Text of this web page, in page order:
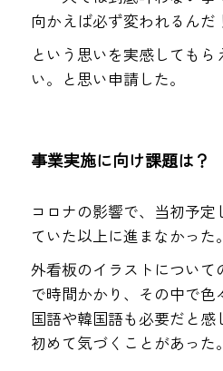
向かえば必ず変われるんだ
という思いを実感しても
い。と思い申請した。
事業実施に向け課題は？
コロナの影響で、当初予定
ていた以上に進まなかった。
外看板のイラストについ
で時間かかり、その中で
国語や韓国語も必要だと
初めて気づくことがあった。